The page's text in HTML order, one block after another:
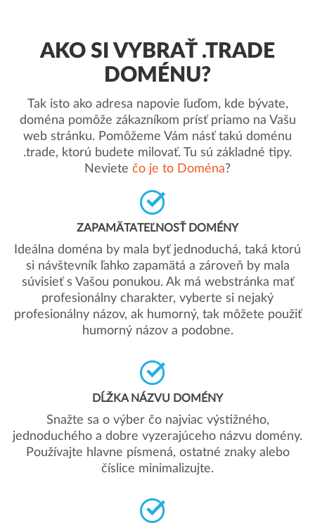
AKO SI VYBRAŤ .TRADE
DOMÉNU?
Tak isto ako adresa napovie ľuďom, kde bývate,
doména pomôže zákazníkom prísť priamo na Vašu
web stránku. Pomôžeme Vám násť takú doménu
.trade, ktorú budete milovať. Tu sú základné tipy.
Neviete čo je to Doména?
ZAPAMÄTATEĽNOSŤ DOMÉNY
Ideálna doména by mala byť jednoduchá, taká ktorú
si návštevník ľahko zapamätá a zároveň by mala
súvisieť s Vašou ponukou. Ak má webstránka mať
profesionálny charakter, vyberte si nejaký
profesionálny názov, ak humorný, tak môžete použiť
humorný názov a podobne.
DĹŽKA NÁZVU DOMÉNY
Snažte sa o výber čo najviac výstižného,
jednoduchého a dobre vyzerajúceho názvu domény.
Používajte hlavne písmená, ostatné znaky alebo
číslice minimalizujte.